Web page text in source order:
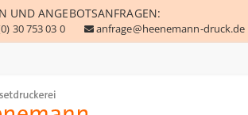
UND ANGEBOTSANFRAGEN:
30 753 03 0 anfrage@heenemann-druck.de